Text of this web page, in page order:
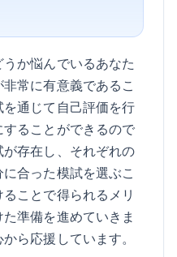
か悩んでいるあなた
常に有意義であるこ
通じて自己評価を行
ることができるので
存在し、それぞれの
合った模試を選ぶこ
ことで得られるメリ
準備を進めていきま
ら応援しています。